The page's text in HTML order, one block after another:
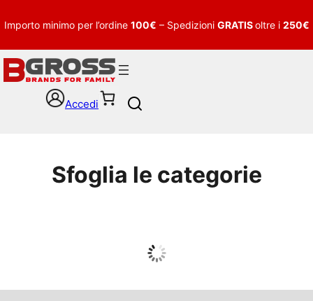
Importo minimo per l’ordine 100€ – Spedizioni GRATISoltre i 250€
Accedi
h
Sfoglia le categorie
Guarda tutto